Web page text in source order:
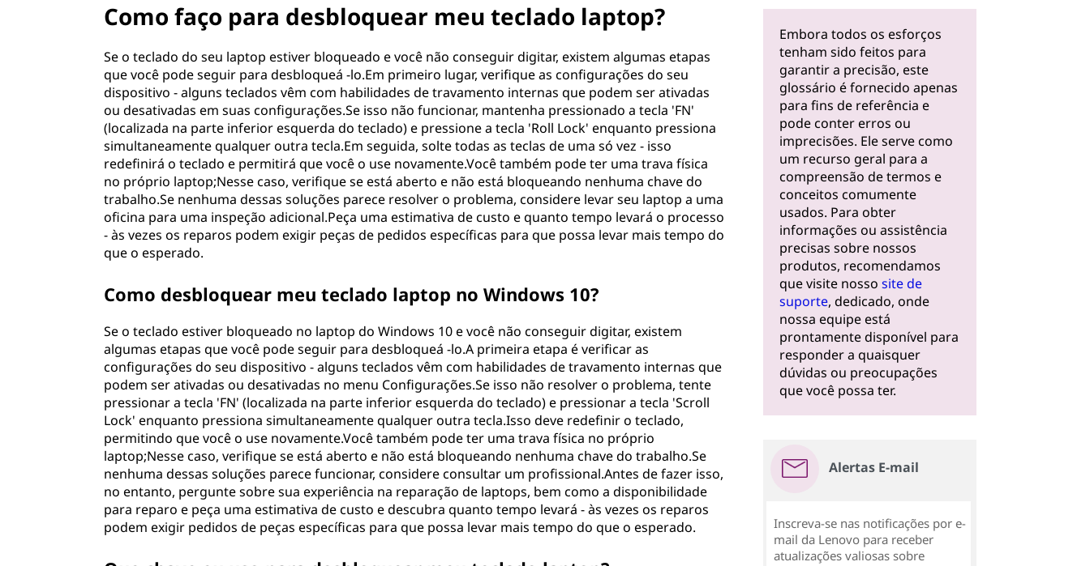
Como faço para desbloquear meu teclado laptop?
Se o teclado do seu laptop estiver bloqueado e você não conseguir digitar, existem algumas etapas
que você pode seguir para desbloqueá -lo.Em primeiro lugar, verifique as configurações do seu
dispositivo - alguns teclados vêm com habilidades de travamento internas que podem ser ativadas
ou desativadas em suas configurações.Se isso não funcionar, mantenha pressionado a tecla 'FN'
(localizada na parte inferior esquerda do teclado) e pressione a tecla 'Roll Lock' enquanto pressiona
simultaneamente qualquer outra tecla.Em seguida, solte todas as teclas de uma só vez - isso
redefinirá o teclado e permitirá que você o use novamente.Você também pode ter uma trava física
no próprio laptop;Nesse caso, verifique se está aberto e não está bloqueando nenhuma chave do
trabalho.Se nenhuma dessas soluções parece resolver o problema, considere levar seu laptop a uma
oficina para uma inspeção adicional.Peça uma estimativa de custo e quanto tempo levará o processo
- às vezes os reparos podem exigir peças de pedidos específicas para que possa levar mais tempo do
que o esperado.
Como desbloquear meu teclado laptop no Windows 10?
Se o teclado estiver bloqueado no laptop do Windows 10 e você não conseguir digitar, existem
algumas etapas que você pode seguir para desbloqueá -lo.A primeira etapa é verificar as
configurações do seu dispositivo - alguns teclados vêm com habilidades de travamento internas que
podem ser ativadas ou desativadas no menu Configurações.Se isso não resolver o problema, tente
pressionar a tecla 'FN' (localizada na parte inferior esquerda do teclado) e pressionar a tecla 'Scroll
Lock' enquanto pressiona simultaneamente qualquer outra tecla.Isso deve redefinir o teclado,
permitindo que você o use novamente.Você também pode ter uma trava física no próprio
laptop;Nesse caso, verifique se está aberto e não está bloqueando nenhuma chave do trabalho.Se
nenhuma dessas soluções parece funcionar, considere consultar um profissional.Antes de fazer isso,
no entanto, pergunte sobre sua experiência na reparação de laptops, bem como a disponibilidade
para reparo e peça uma estimativa de custo e descubra quanto tempo levará - às vezes os reparos
podem exigir pedidos de peças específicas para que possa levar mais tempo do que o esperado.
Embora todos os esforços
tenham sido feitos para
garantir a precisão, este
glossário é fornecido apenas
para fins de referência e
pode conter erros ou
imprecisões. Ele serve como
um recurso geral para a
compreensão de termos e
conceitos comumente
usados. Para obter
informações ou assistência
precisas sobre nossos
produtos, recomendamos
que visite nosso site de
suporte, dedicado, onde
nossa equipe está
prontamente disponível para
responder a quaisquer
dúvidas ou preocupações
que você possa ter.
Alertas E-mail
Inscreva-se nas notificações por e-
mail da Lenovo para receber
atualizações valiosas sobre